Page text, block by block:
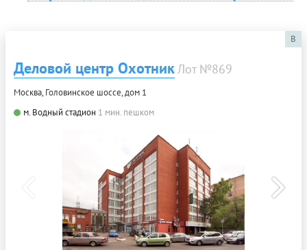
B
Деловой центр Охотник Лот №869
Москва, Головинское шоссе, дом 1
м. Водный стадион 1 мин. пешком